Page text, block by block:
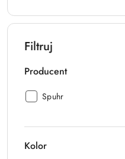
Filtruj
Producent
Producent:
Spuhr
Kolor